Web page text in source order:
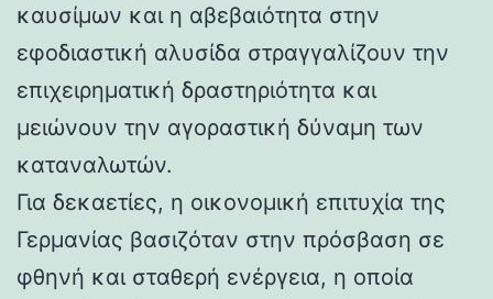
καυσίμων και η αβεβαιότητα στην
εφοδιαστική αλυσίδα στραγγαλίζουν την
επιχειρηματική δραστηριότητα και
μειώνουν την αγοραστική δύναμη των
καταναλωτών.
Για δεκαετίες, η οικονομική επιτυχία της
Γερμανίας βασιζόταν στην πρόσβαση σε
φθηνή και σταθερή ενέργεια, η οποία